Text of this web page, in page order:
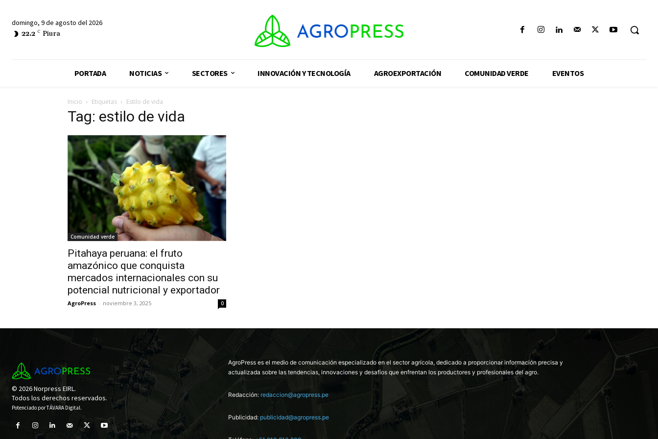
domingo, 9 de agosto del 2026
22.2 C Piura
PORTADA NOTICIAS SECTORES INNOVACIÓN Y TECNOLOGÍA AGROEXPORTACIÓN COMUNIDAD VERDE EVENTOS
Inicio Etiquetas Estilo de vida
Tag: estilo de vida
Comunidad verde
Pitahaya peruana: el fruto
amazónico que conquista
mercados internacionales con su
potencial nutricional y exportador
AgroPress - noviembre 3, 2025 0
© 2026 Norpress EIRL.
Todos los derechos reservados.
Potenciado porTÁVARA Digital.
AgroPress es el medio de comunicación especializado en el sector agrícola, dedicado a proporcionar información precisa y
actualizada sobre las tendencias, innovaciones y desafíos que enfrentan los productores y profesionales del agro.
Redacción: redaccion@agropress.pe
Publicidad: publicidad@agropress.pe